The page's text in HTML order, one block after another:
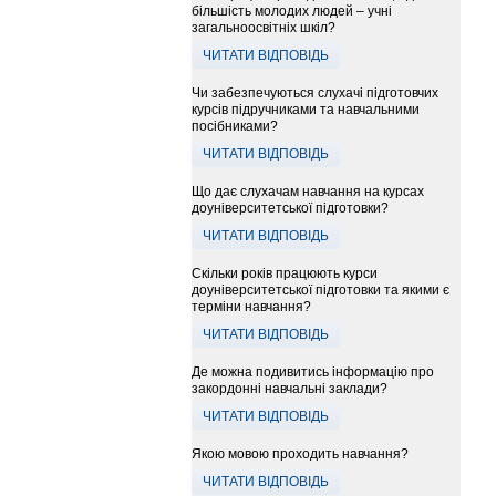
більшість молодих людей – учні
загальноосвітніх шкіл?
ЧИТАТИ ВІДПОВІДЬ
Чи забезпечуються слухачі підготовчих
курсів підручниками та навчальними
посібниками?
ЧИТАТИ ВІДПОВІДЬ
Що дає слухачам навчання на курсах
доуніверситетської підготовки?
ЧИТАТИ ВІДПОВІДЬ
Скільки років працюють курси
доуніверситетської підготовки та якими є
терміни навчання?
ЧИТАТИ ВІДПОВІДЬ
Де можна подивитись інформацію про
закордонні навчальні заклади?
ЧИТАТИ ВІДПОВІДЬ
Якою мовою проходить навчання?
ЧИТАТИ ВІДПОВІДЬ